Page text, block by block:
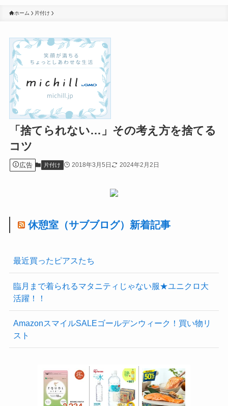
ホーム 片付け
「捨てられない…」その考え方を捨てる
コツ
広告 片付け 2018年3月5日 2024年2月2日
休憩室（サブブログ）新着記事
最近買ったピアスたち
臨月まで着られるマタニティじゃない服★ユニクロ大
活躍！！
AmazonスマイルSALEゴールデンウィーク！買い物リ
スト